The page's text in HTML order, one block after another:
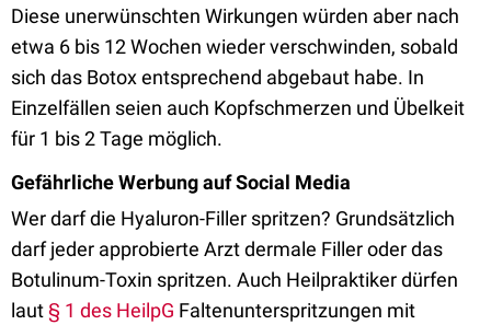
Diese unerwünschten Wirkungen würden aber nach
etwa 6 bis 12 Wochen wieder verschwinden, sobald
sich das Botox entsprechend abgebaut habe. In
Einzelfällen seien auch Kopfschmerzen und Übelkeit
für 1 bis 2 Tage möglich.
Gefährliche Werbung auf Social Media
Wer darf die Hyaluron-Filler spritzen? Grundsätzlich
darf jeder approbierte Arzt dermale Filler oder das
Botulinum-Toxin spritzen. Auch Heilpraktiker dürfen
laut§ 1 des HeilpG Faltenunterspritzungen mit